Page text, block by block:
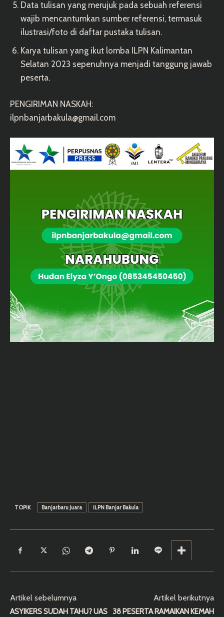
Data tulisan yang merujuk pada sebuah referensi
wajib mencantumkan sumber referensi, termasuk
ilustrasi/foto di daftar pustaka tulisan.
Karya tulisan yang ikut lomba ILPN Kalimantan
Selatan 2023 sepenuhnya menjadi tanggung jawab
peserta.
PENGIRIMAN NASKAH:
ilpnbanjarbakula@gmail.com
TOPIK Banjarbaru Juara ILPN Banjar Bakula
Artikel sebelumnya
ASYIKERS SUDAH TAHU? UAS
Artikel berikutnya
38 PESERTA RAMAIKAN KEMAH